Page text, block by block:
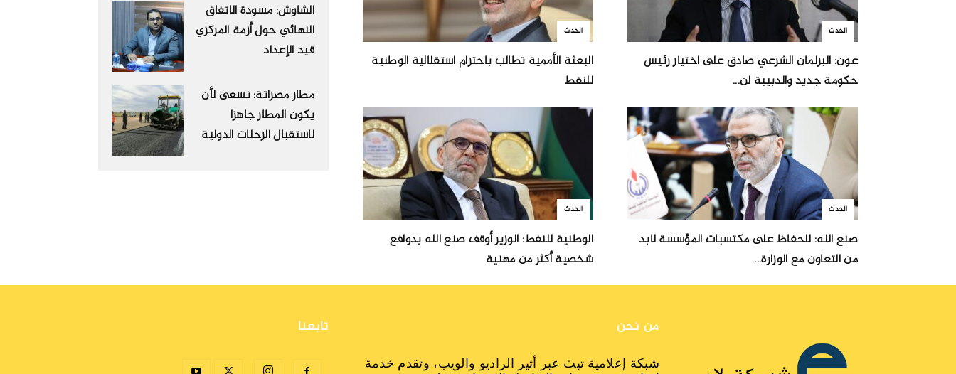
الحدث
البعثة الأممية تطالب باحترام استقلالية الوطنية
للنفط
الحدث
عون: البرلمان الشرعي صادق على اختيار رئيس
حكومة جديد والدبيبة لن...
الحدث
الوطنية للنفط: الوزير أوقف صنع الله بدوافع
شخصية أكثر من مهنية
الحدث
صنع الله: للحفاظ على مكتسبات المؤسسة لابد
من التعاون مع الوزارة...
الشاوش: مسودة الاتفاق
النهائي حول أزمة المركزي
قيد الإعداد
مطار مصراتة: نسعى لأن
يكون المطار جاهزا
لاستقبال الرحلات الدولية
من نحن
شبكة إعلامية تبث عبر أثير الراديو والويب، وتقدم خدمة
تابعنا